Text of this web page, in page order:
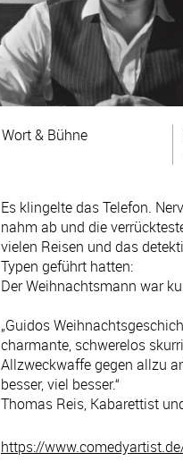
Wort & Bühne
Es klingelte das Telefon.
nahm ab und die
vielen Reisen und das
Typen geführt hatten:
Der Weihnachtsmann war
„Guidos
charmante, schwerelos
Allzweckwaffe gegen allzu
besser, viel besser.“
Thomas Reis, Kabarettist
https://